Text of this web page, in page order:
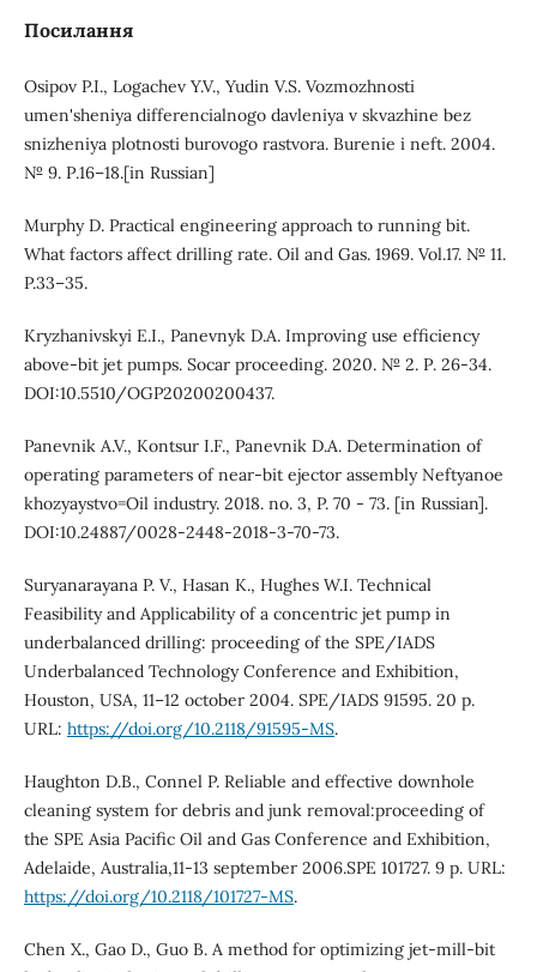
Посилання
Osipov P.I., Logachev Y.V., Yudin V.S. Vozmozhnosti
umen'sheniya differencialnogo davleniya v skvazhine bez
snizheniya plotnosti burovogo rastvora. Burenie i neft. 2004.
№ 9. Р.16–18.[in Russian]
Murphy D. Practical engineering approach to running bit.
What factors affect drilling rate. Oil and Gas. 1969. Vol.17. № 11.
P.33–35.
Kryzhanivskyi E.I., Panevnyk D.A. Improving use efficiency
above-bit jet pumps. Socar proceeding. 2020. № 2. Р. 26-34.
DOI:10.5510/OGP20200200437.
Panevnik A.V., Kontsur I.F., Panevnik D.A. Determination of
operating parameters of near-bit ejector assembly Neftyanoe
khozyaystvo=Oil industry. 2018. no. 3, P. 70 - 73. [in Russian].
DOI:10.24887/0028-2448-2018-3-70-73.
Suryanarayana P. V., Hasan K., Hughes W.I. Technical
Feasibility and Applicability of a concentric jet pump in
underbalanced drilling: proceeding of the SPE/IADS
Underbalanced Technology Conference and Exhibition,
Houston, USA, 11–12 october 2004. SPE/IADS 91595. 20 p.
URL: https://doi.org/10.2118/91595-MS.
Haughton D.B., Connel P. Reliable and effective downhole
cleaning system for debris and junk removal:proceeding of
the SPE Asia Pacific Oil and Gas Conference and Exhibition,
Adelaide, Australia,11-13 september 2006.SPE 101727. 9 p. URL:
https://doi.org/10.2118/101727-MS.
Chen X., Gao D., Guo B. A method for optimizing jet-mill-bit